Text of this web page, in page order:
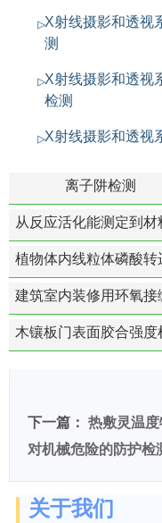
X射线摄影和透视
测
X射线摄影和透视
检测
X射线摄影和透视
离子阱检测
从反应活化能测定到材
化寿命预测的经典模
植物体内线粒体磷酸转
白活性检测
建筑室内装修用环氧接
苯含量检测
木镶板门表面胶合强度
下一篇： 热敷灵温度
对机械危险的防护检
关于我们